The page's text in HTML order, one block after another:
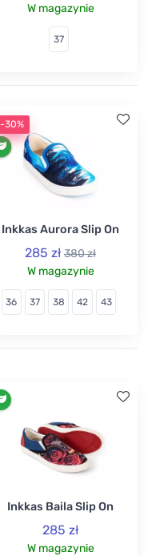
W magazynie
37
-30%
Inkkas Aurora Slip On
285 zł 380 zł
W magazynie
36 37 38 42 43
Inkkas Baila Slip On
285 zł
W magazynie